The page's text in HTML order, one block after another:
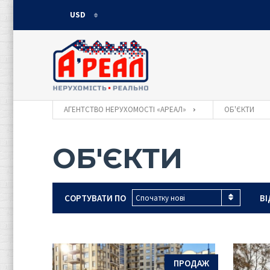
USD
UAH
АГЕНТСТВО НЕРУХОМОСТІ «АРЕАЛ» ОБ'ЄКТИ
ОБ'ЄКТИ
СОРТУВАТИ ПО Спочатку нові
ПРОДАЖ